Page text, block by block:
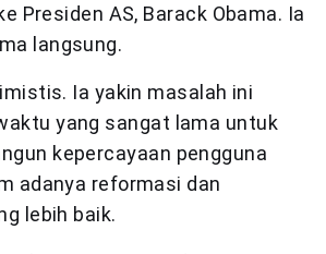
Presiden AS, Barack Obama. Ia
langsung.
Ia yakin masalah ini
yang sangat lama untuk
kepercayaan pengguna
adanya reformasi dan
lebih baik.